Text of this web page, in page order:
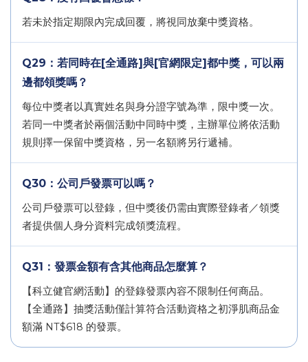
若未於指定期限內完成回覆，將視同放棄中獎資格。
Q29：若同時在[全通路]與[官網限定]都中獎，可以兩
邊都領獎嗎？
每位中獎者以真實姓名與身分證字號為準，限中獎一次。
若同一中獎者於兩個活動中同時中獎，主辦單位將依活動
規則擇一保留中獎資格，另一名額將另行遞補。
Q30：公司戶發票可以嗎？
公司戶發票可以登錄，但中獎後仍需由實際登錄者／領獎
者提供個人身分資料完成領獎流程。
Q31：發票金額有含其他商品怎麼算？
【科立健官網活動】的登錄發票內容不限制任何商品。
【全通路】抽獎活動僅計算符合活動資格之初淨肌商品金
額滿 NT$618 的發票。